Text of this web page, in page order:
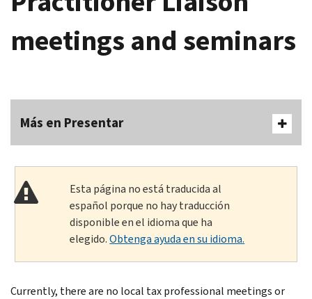
meetings and seminars
Más en Presentar
Esta página no está traducida al
español porque no hay traducción
disponible en el idioma que ha
elegido.Obtenga ayuda en su idioma.
Currently, there are no local tax professional meetings or